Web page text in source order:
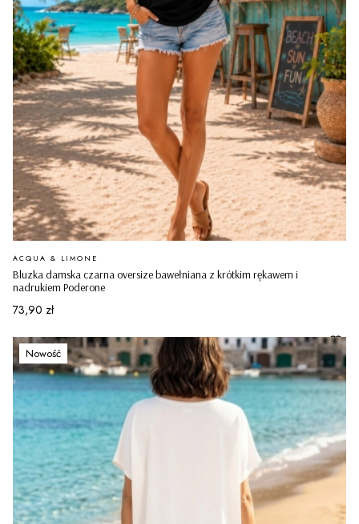
Bluzka damska czarna oversize bawełniana z krótkim rękawem i
nadrukiem Poderone
PRODUCENT
ACQUA & LIMONE
Cena
73,90 zł
Nowość